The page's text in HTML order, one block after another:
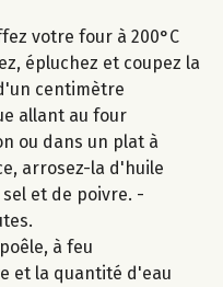
votre four à 200°C
épluchez et coupez la
centimètre
allant au four
ou dans un plat à
arrosez-la d'huile
et de poivre. -
à feu
et la quantité d'eau